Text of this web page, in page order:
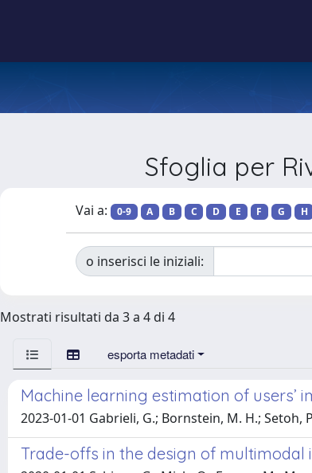
Sfoglia per
Vai a: 0-9 A B C D E F G H
o inserisci le iniziali:
Mostrati risultati da 3 a 4 di 4
esporta metadati
Machine learning estimation of users’
2023-01-01 Gabrieli, G.; Bornstein, M. H.; Setoh,
Trade-offs in the design of